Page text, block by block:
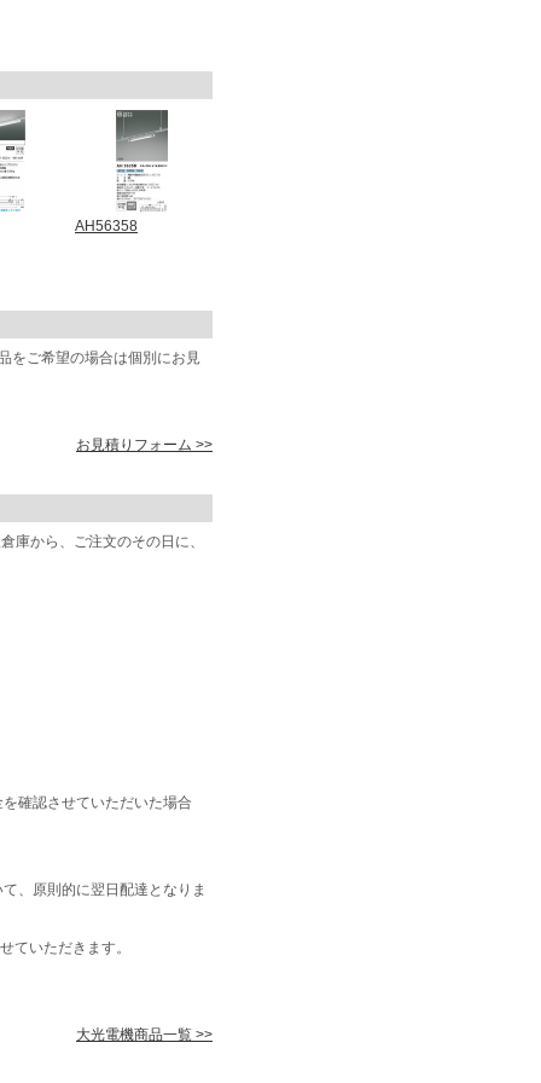
AH56358
をご希望の場合は個別にお見
お見積りフォーム >>
から、ご注文のその日に、
確認させていただいた場合
、原則的に翌日配達となりま
ていただきます。
大光電機商品一覧 >>